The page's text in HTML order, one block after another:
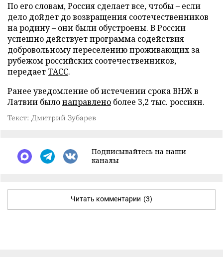
По его словам, Россия сделает все, чтобы – если
дело дойдет до возвращения соотечественников
на родину – они были обустроены. В России
успешно действует программа содействия
добровольному переселению проживающих за
рубежом российских соотечественников,
передаетТАСС.
Ранее уведомление об истечении срока ВНЖ в
Латвии былонаправлено более 3,2 тыс. россиян.
Текст: Дмитрий Зубарев
Подписывайтесь на наши
каналы
Читать комментарии (3)